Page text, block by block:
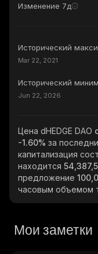
Изменение 7д
Исторический
Mar 22, 2021
Исторический
Jun 22, 2026
Цена dHEDGE DAO
-1.60% за
капитализация
находится
предложение
часовым объемом
Мои заметки